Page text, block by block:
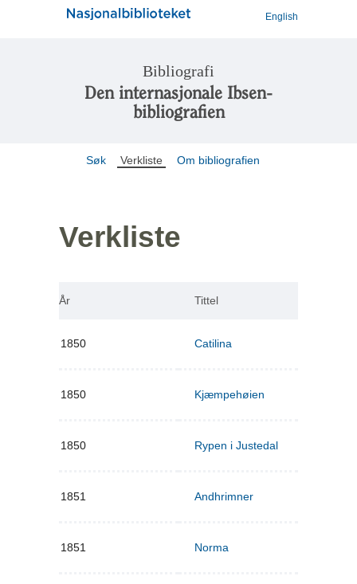
English
Bibliografi
Den internasjonale Ibsen-
bibliografien
Søk Verkliste Om bibliografien
Verkliste
År Tittel
1850 Catilina
1850 Kjæmpehøien
1850 Rypen i Justedal
1851 Andhrimner
1851 Norma